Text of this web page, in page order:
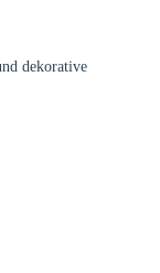
dekorative